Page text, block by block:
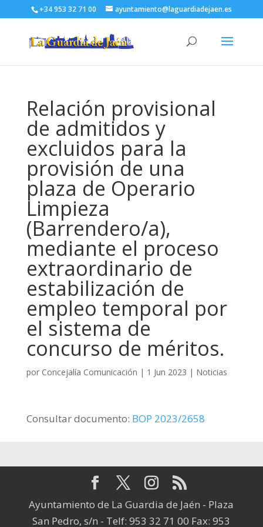
+34 953 32 71 00 ayuntamiento@laguardiadejaen.es
Relación provisional
de admitidos y
excluidos para la
provisión de una
plaza de Operario
Limpieza
(Barrendero/a),
mediante el proceso
extraordinario de
estabilización de
empleo temporal por
el sistema de
concurso de méritos.
por Concejalía Comunicación | 1 Jun 2023 | Noticias
Consultar documento: BOP 2023/2658
Ayuntamiento de La Guardia de Jaén - Plaza
San Pedro, s/n - Telf: 953 32 71 00 Fax: 953